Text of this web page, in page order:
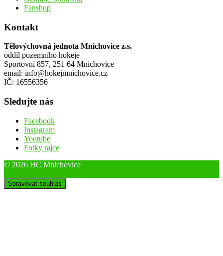
Fanshop
Kontakt
Tělovýchovná jednota Mnichovice z.s.
oddíl pozemního hokeje
Sportovní 857, 251 64 Mnichovice
email: info@hokejmnichovice.cz
IČ: 16556356
Sledujte nás
Facebook
Instagram
Youtube
Fotky rajce
© 2026 HC Mnichovice
Spravovat souhlas